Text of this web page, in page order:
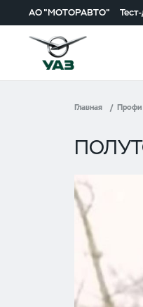
АО "МОТОРАВТО"
Главная Профи